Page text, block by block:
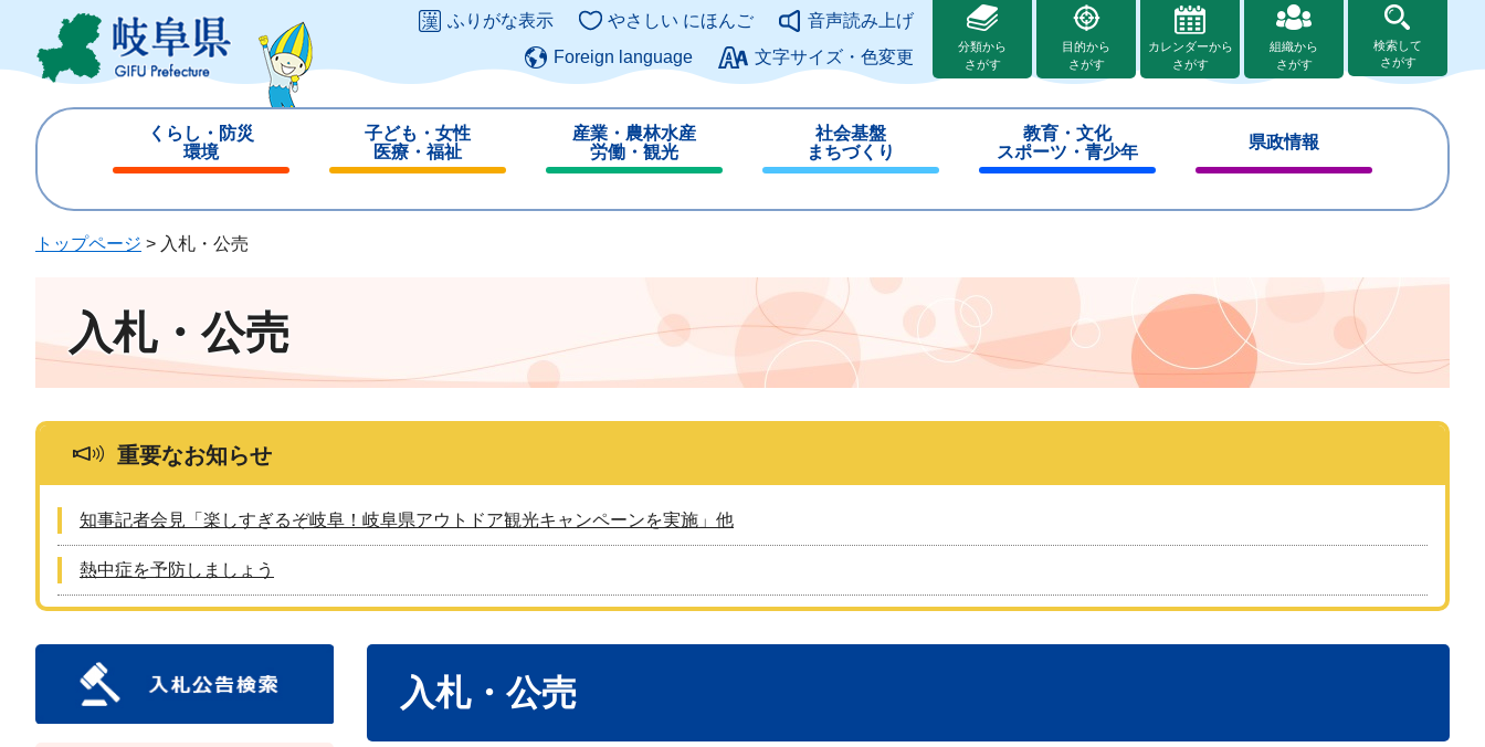
ジ
ュ
このページの本文へ
ふりがな表示 やさしい にほんご
音声読み上げ
Foreign language
文字サイズ・色変更
分類から
さがす
目的から
さがす
カレンダーから
さがす
組織から
さがす
検索して
さがす
くらし・防災
環境
じ
子ども・女性
医療・福祉
じ
産業・農林水産
労働・観光
じ
社会基盤
まちづくり
じ
教育・文化
スポーツ・青少年
じ
県政情報
じ
トップページ > 入札・公売
入札・公売
重要なお知らせ
知事記者会見「楽しすぎるぞ岐阜！岐阜県アウトドア観光キャンペーンを実施」他
熱中症を予防しましょう
入札・公売